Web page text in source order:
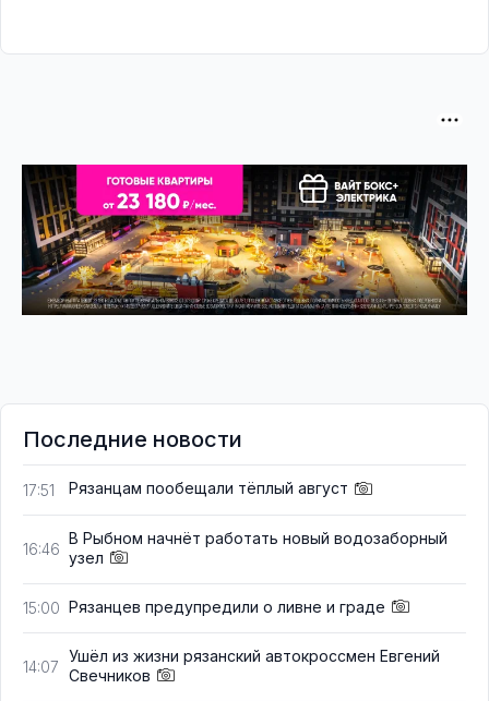
Последние новости
17:51 Рязанцам пообещали тёплый август
16:46
В Рыбном начнёт работать новый водозаборный
узел
15:00 Рязанцев предупредили о ливне и граде
14:07
Ушёл из жизни рязанский автокроссмен Евгений
Свечников